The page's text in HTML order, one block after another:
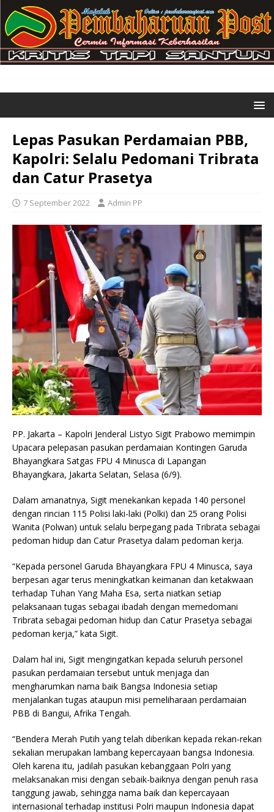
Lepas Pasukan Perdamaian PBB,
Kapolri: Selalu Pedomani Tribrata
dan Catur Prasetya
7 September 2022 Admin PP
PP. Jakarta – Kapolri Jenderal Listyo Sigit Prabowo memimpin
Upacara pelepasan pasukan perdamaian Kontingen Garuda
Bhayangkara Satgas FPU 4 Minusca di Lapangan
Bhayangkara, Jakarta Selatan, Selasa (6/9).
Dalam amanatnya, Sigit menekankan kepada 140 personel
dengan rincian 115 Polisi laki-laki (Polki) dan 25 orang Polisi
Wanita (Polwan) untuk selalu berpegang pada Tribrata sebagai
pedoman hidup dan Catur Prasetya dalam pedoman kerja.
“Kepada personel Garuda Bhayangkara FPU 4 Minusca, saya
berpesan agar terus meningkatkan keimanan dan ketakwaan
terhadap Tuhan Yang Maha Esa, serta niatkan setiap
pelaksanaan tugas sebagai ibadah dengan memedomani
Tribrata sebagai pedoman hidup dan Catur Prasetya sebagai
pedoman kerja,” kata Sigit.
Dalam hal ini, Sigit mengingatkan kepada seluruh personel
pasukan perdamaian tersebut untuk menjaga dan
mengharumkan nama baik Bangsa Indonesia setiap
menjalankan tugas ataupun misi pemeliharaan perdamaian
PBB di Bangui, Afrika Tengah.
“Bendera Merah Putih yang telah diberikan kepada rekan-rekan
sekalian merupakan lambang kepercayaan bangsa Indonesia.
Oleh karena itu, jadilah pasukan kebanggaan Polri yang
melaksanakan misi dengan sebaik-baiknya dengan penuh rasa
tanggung jawab, sehingga nama baik dan kepercayaan
internasional terhadap institusi Polri maupun Indonesia dapat